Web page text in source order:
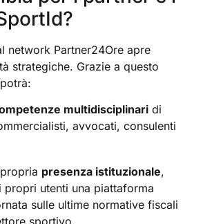
network Partner24Ore apre
strategiche. Grazie a questo
multidisciplinaridi
avvocati, consulenti
presenza istituzionale,
propri utenti una piattaforma
sulle ultime normative fiscali
sportivo.